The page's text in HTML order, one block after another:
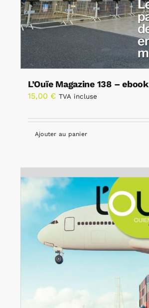
L’Ouïe Magazine 138 – ebook
15,00 € TVA incluse
Ajouter au panier